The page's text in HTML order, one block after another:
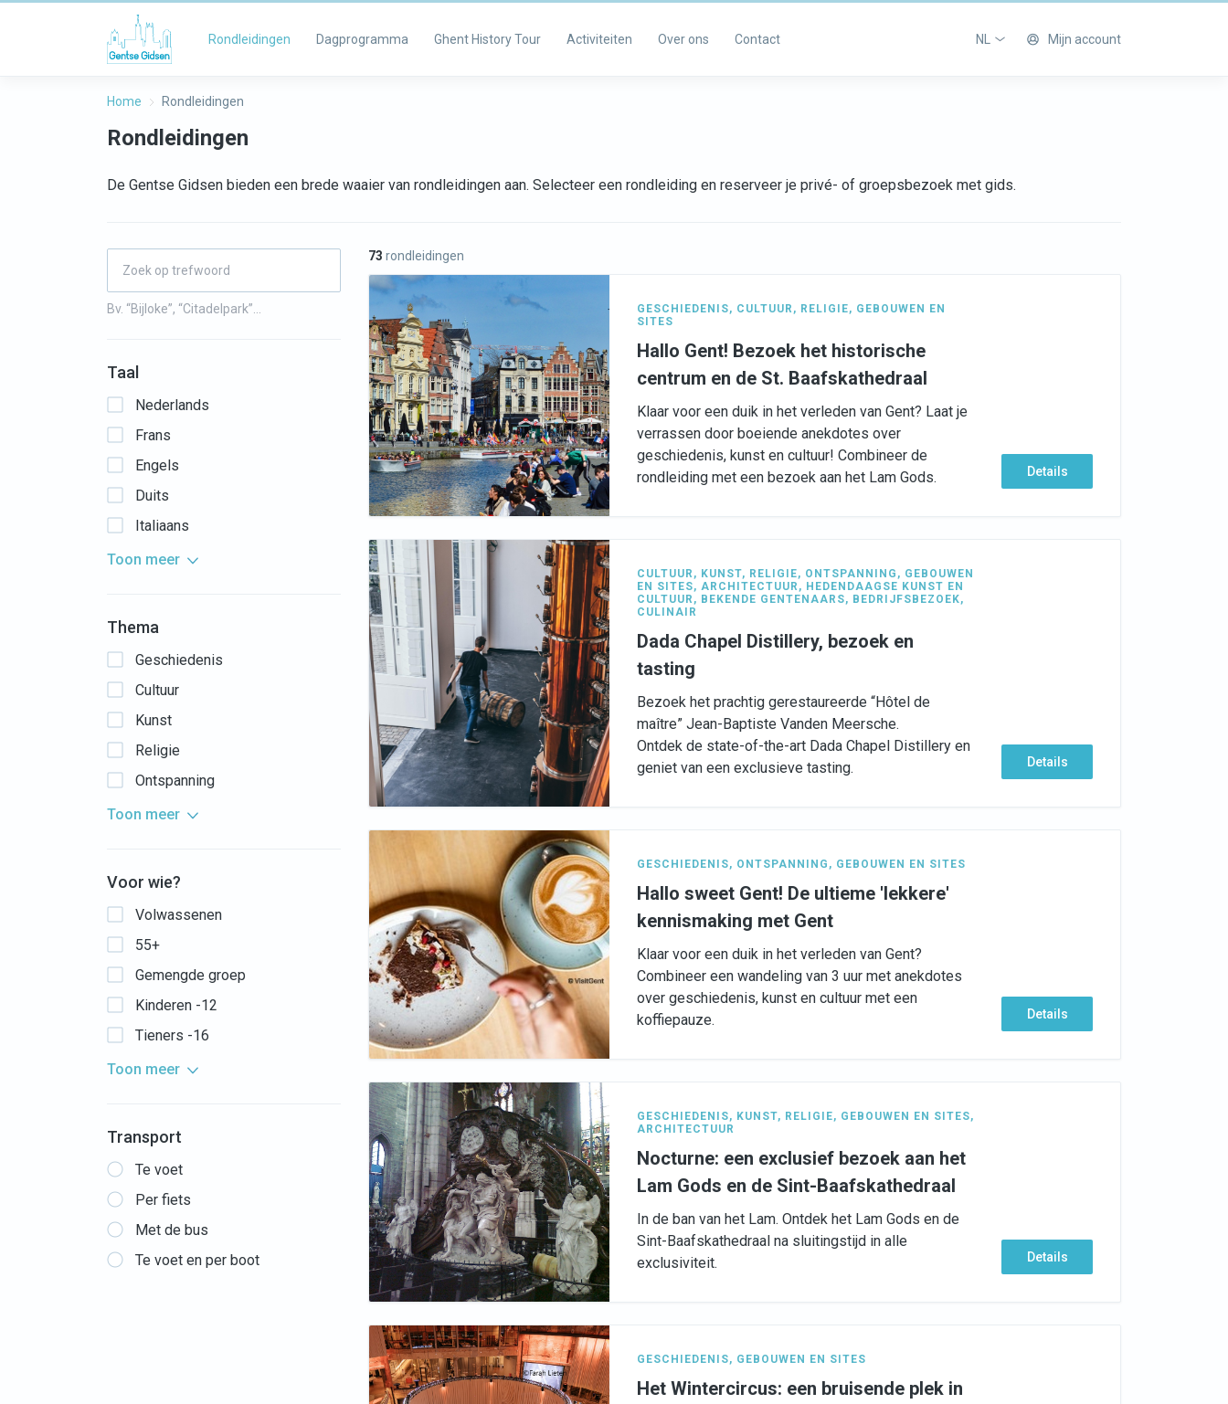
Rondleidingen Dagprogramma Ghent History Tour Activiteiten Over ons Contact NL Mijn account
Home Rondleidingen
Rondleidingen
De Gentse Gidsen bieden een brede waaier van rondleidingen aan. Selecteer een rondleiding en reserveer je privé- of groepsbezoek met gids.
Bv. “Bijloke”, “Citadelpark”…
Taal
Nederlands
Frans
Engels
Duits
Italiaans
Toon meer
Thema
Geschiedenis
Cultuur
Kunst
Religie
Ontspanning
Toon meer
Voor wie?
Volwassenen
55+
Gemengde groep
Kinderen -12
Tieners -16
Toon meer
Transport
Te voet
Per fiets
Met de bus
Te voet en per boot
73 rondleidingen
GESCHIEDENIS, CULTUUR , RELIGIE, GEBOUWEN EN
SITES
Hallo Gent! Bezoek het historische
centrum en de St. Baafskathedraal
Klaar voor een duik in het verleden van Gent? Laat je
verrassen door boeiende anekdotes over
geschiedenis, kunst en cultuur! Combineer de
rondleiding met een bezoek aan het Lam Gods.
Details
CULTUUR , KUNST, RELIGIE, ONTSPANNING , GEBOUWEN
EN SITES, ARCHITECTUUR , HEDENDAAGSE KUNST EN
CULTUUR , BEKENDE GENTENAARS, BEDRIJFSBEZOEK,
CULINAIR
Dada Chapel Distillery, bezoek en
tasting
Bezoek het prachtig gerestaureerde “Hôtel de
maître” Jean-Baptiste Vanden Meersche.
Ontdek de state-of-the-art Dada Chapel Distillery en
geniet van een exclusieve tasting.
Details
GESCHIEDENIS, ONTSPANNING , GEBOUWEN EN SITES
Hallo sweet Gent! De ultieme 'lekkere'
kennismaking met Gent
Klaar voor een duik in het verleden van Gent?
Combineer een wandeling van 3 uur met anekdotes
over geschiedenis, kunst en cultuur met een
koffiepauze.
Details
GESCHIEDENIS, KUNST, RELIGIE, GEBOUWEN EN SITES,
ARCHITECTUUR
Nocturne: een exclusief bezoek aan het
Lam Gods en de Sint-Baafskathedraal
In de ban van het Lam. Ontdek het Lam Gods en de
Sint-Baafskathedraal na sluitingstijd in alle
exclusiviteit.
Details
GESCHIEDENIS, GEBOUWEN EN SITES
Het Wintercircus: een bruisende plek in